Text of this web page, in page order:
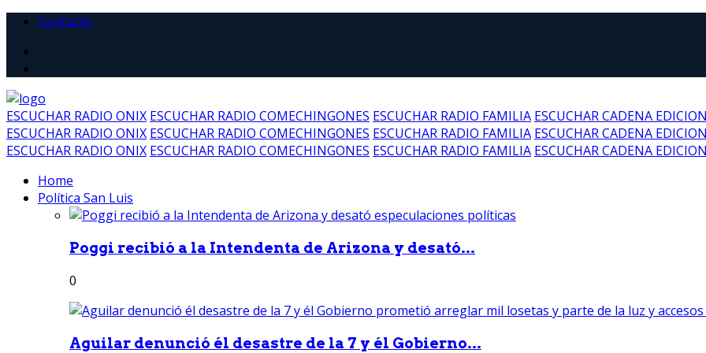
Contacto
ESCUCHAR RADIO ONIX ESCUCHAR RADIO COMECHINGONES ESCUCHAR RADIO FAMILIA ESCUCHAR CADENA EDICION
ESCUCHAR RADIO ONIX ESCUCHAR RADIO COMECHINGONES ESCUCHAR RADIO FAMILIA ESCUCHAR CADENA EDICION
ESCUCHAR RADIO ONIX ESCUCHAR RADIO COMECHINGONES ESCUCHAR RADIO FAMILIA ESCUCHAR CADENA EDICION
Home
Política San Luis
Poggi recibió a la Intendenta de Arizona y desató...
0
Aguilar denunció él desastre de la 7 y él Gobierno...